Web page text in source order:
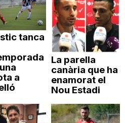
tanca
a
La parella
canària que ha
enamorat el
Nou Estadi